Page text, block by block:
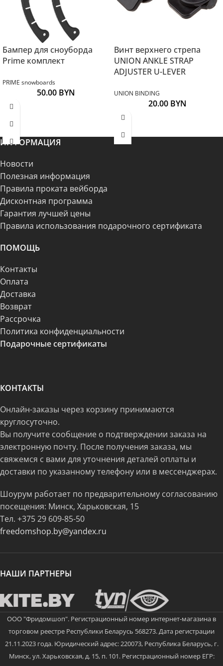
Бампер для сноуборда
Prime комплект
PRIME snowboards
50.00 BYN
Винт верхнего стрепа
UNION ANKLE STRAP
ADJUSTER U-LEVER
UNION BINDING
20.00 BYN
ИНФОРМАЦИЯ
Новости
Полезная информация
Правила проката вейборда
Дисконтная программа
Гарантия лучшей цены
Правила использования подарочного сертификата
ПОМОЩЬ
Контакты
Оплата
Доставка
Возврат
Рассрочка
Политика конфиденциальности
Подарочные сертификаты
КОНТАКТЫ
Онлайн-заказы через корзину принимаются
круглосуточно.
Вы получите сообщение о подтверждении заказа на
электронную почту. После получения заказа, мы
свяжемся с вами для уточнения деталей оплаты и
доставки по указанному телефону или в мессенджерах.
Шоурум работает по предварительному согласованию
посещения: Минск, Харьковская, 15
Тел. +375 29 609-85-50
freedomshop.by@yandex.ru
НАШИ ПАРТНЕРЫ
ООО "Фридомшоп". Регистрационный номер интернет-магазина в
торговом реестре Республики Беларусь 568273. Дата регистрации
21.11.2023 года. Юридический адрес: 220073, Республика Беларусь, г.
Минск, ул. Харьковская, д. 15, п. 101. Регистрационный номер ЕГР: